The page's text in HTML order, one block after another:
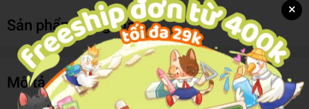
Sản phẩm cùng loại
Mô tả sản phẩm
×